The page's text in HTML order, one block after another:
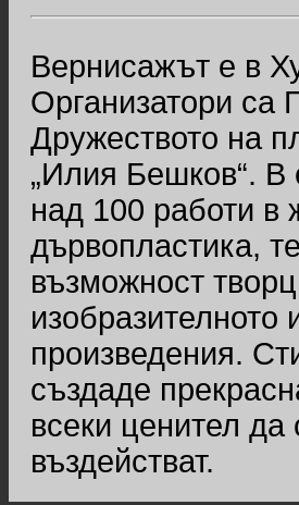
Вернисажът е в
Организатори са
Дружеството на
„Илия Бешков“. В
над 100 работи в
дървопластика,
възможност
изобразителното
произведения.
създаде
всеки ценител да
въздействат.